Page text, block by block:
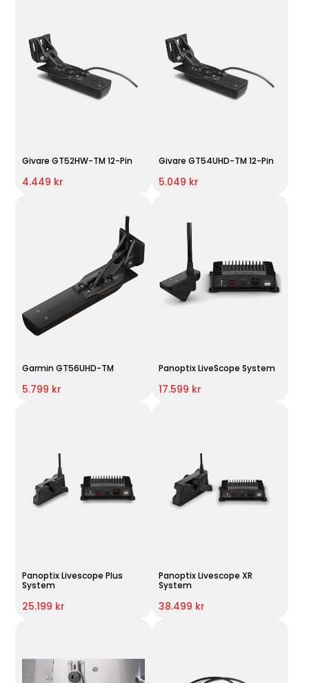
Givare GT52HW-TM 12-Pin
4.449 kr
Givare GT54UHD-TM 12-Pin
5.049 kr
Garmin GT56UHD-TM
5.799 kr
Panoptix LiveScope System
17.599 kr
Panoptix Livescope Plus
System
25.199 kr
Panoptix Livescope XR
System
38.499 kr